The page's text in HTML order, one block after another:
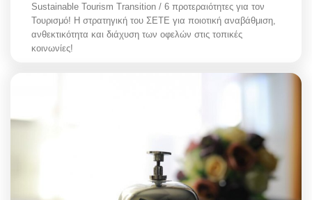
Sustainable Tourism Transition / 6 προτεραιότητες για τον
Τουρισμό! Η στρατηγική του ΣΕΤΕ για ποιοτική αναβάθμιση,
ανθεκτικότητα και διάχυση των οφελών στις τοπικές
κοινωνίες!